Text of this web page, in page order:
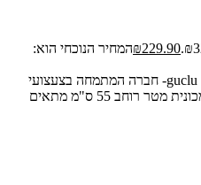
₪229.90
המחיר הנוכחי הוא:
מכונית פדלים מבית guclu (טורקיה) guclu- חברה המתמחה בצעצועי
פלסטיק קשיחים לגני ילדים אורך המכונית מטר רוחב 55 ס"מ מתאים